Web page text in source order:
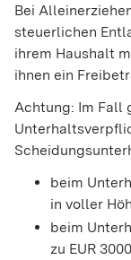
Bei
steuerlichen
ihrem Haushalt
ihnen ein
Achtung: Im Fall
beim
in voller
beim
zu EUR